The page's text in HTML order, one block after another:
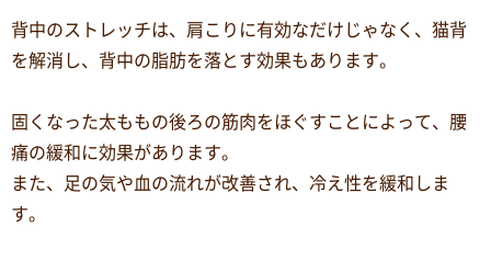
背中のストレッチは、肩こりに有効なだけじゃなく、猫背
を解消し、背中の脂肪を落とす効果もあります。
固くなった太ももの後ろの筋肉をほぐすことによって、腰
痛の緩和に効果があります。
また、足の気や血の流れが改善され、冷え性を緩和しま
す。